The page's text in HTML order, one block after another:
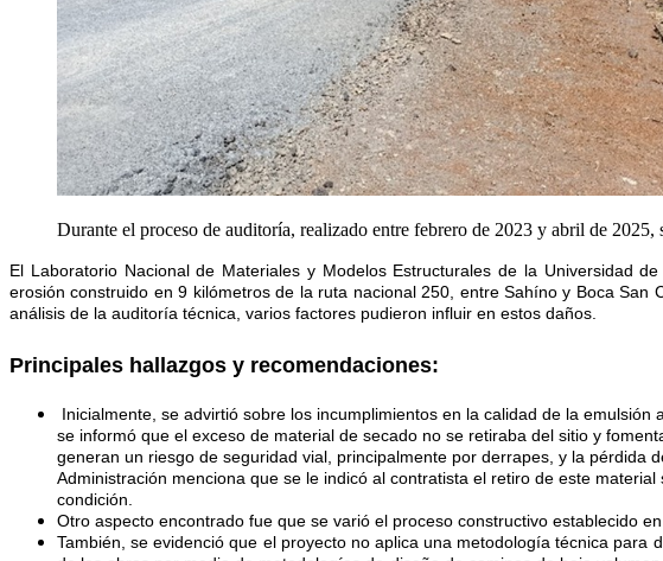
Durante el proceso de auditoría, realizado entre febrero de 2023 y abril de
El Laboratorio Nacional de Materiales y Modelos Estructurales de la Universidad
erosión construido en 9 kilómetros de la ruta nacional 250, entre Sahíno y Boca
análisis de la auditoría técnica, varios factores pudieron influir en estos daños.
Principales hallazgos y recomendaciones:
Inicialmente, se advirtió sobre los incumplimientos en la calidad de la
se informó que el exceso de material de secado no se retiraba del sitio y
generan un riesgo de seguridad vial, principalmente por derrapes, y la pérdida
Administración menciona que se le indicó al contratista el retiro de este
condición.
Otro aspecto encontrado fue que se varió el proceso constructivo establecido
También, se evidenció que el proyecto no aplica una metodología técnica